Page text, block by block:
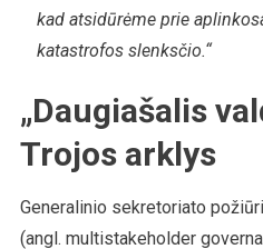
kad atsidūrėme prie
katastrofos slenksčio.“
„Daugiašalis
Trojos arklys
Generalinio sekretoriato
(angl. multistakeholder